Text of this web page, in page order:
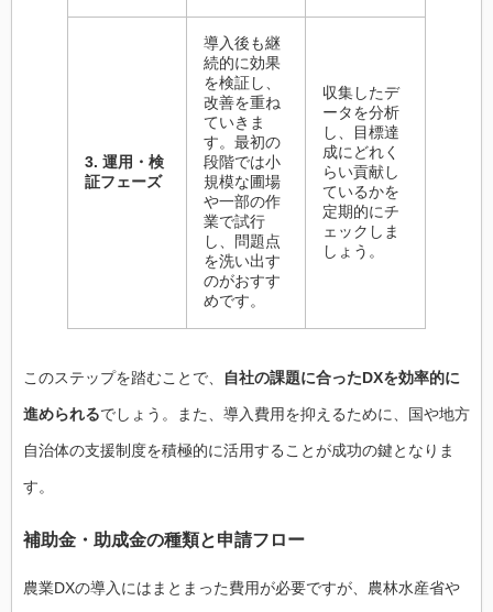
3. 運用・検
証フェーズ
導入後も継
続的に効果
を検証し、
改善を重ね
ていきま
す。最初の
段階では小
規模な圃場
や一部の作
業で試行
し、問題点
を洗い出す
のがおすす
めです。
収集したデ
ータを分析
し、目標達
成にどれく
らい貢献し
ているかを
定期的にチ
ェックしま
しょう。
このステップを踏むことで、 自社の課題に合ったDXを効率的に
進められるでしょう。また、導入費用を抑えるために、国や地方
自治体の支援制度を積極的に活用することが成功の鍵となりま
す。
補助金・助成金の種類と申請フロー
農業DXの導入にはまとまった費用が必要ですが、農林水産省や